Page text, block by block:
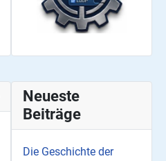
Neueste
Beiträge
Die Geschichte der